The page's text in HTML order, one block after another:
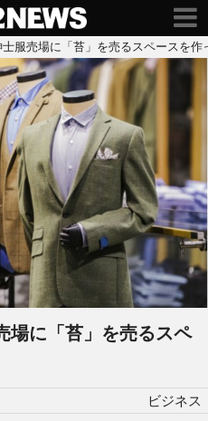
服売場に「苔」を売るスペースを作
場に「苔」を売るスペ
ビジネス